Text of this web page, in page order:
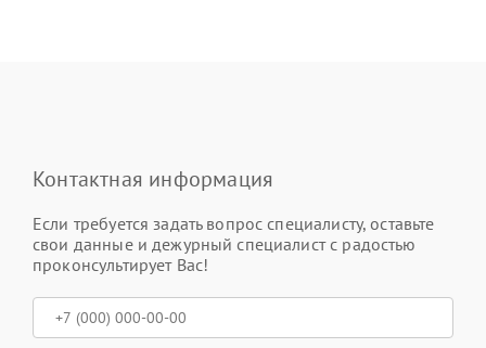
Контактная информация
Если требуется задать вопрос специалисту, оставьте
свои данные и дежурный специалист с радостью
проконсультирует Вас!